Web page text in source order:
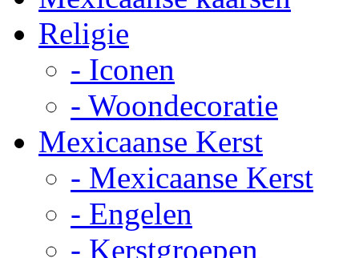
Religie
- Iconen
- Woondecoratie
Mexicaanse Kerst
- Mexicaanse Kerst
- Engelen
- Kerstgroepen